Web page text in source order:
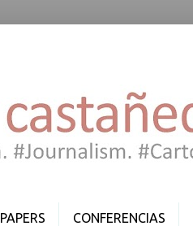
PAPERS CONFERENCIAS